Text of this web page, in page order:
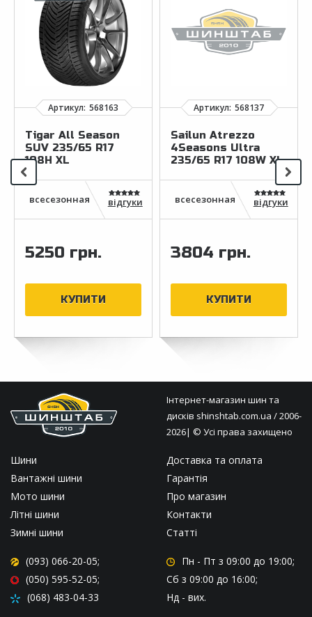
Tigar All Season
SUV 235/65 R17
108H XL
відгуки
5250 грн.
Sailun Atrezzo
4Seasons Ultra
235/65 R17 108W XL
відгуки
3804 грн.
Шини
Вантажні шини
Мото шини
Літні шини
Зимні шини
Доставка та оплата
Гарантія
Про магазин
Контакти
Статті
(093) 066-20-05;
(050) 595-52-05;
(068) 483-04-33
Пн - Пт з 09:00 до 19:00;
Сб з 09:00 до 16:00;
Нд - вих.
Інтернет-магазин шин та
дисків shinshtab.com.ua / 2006-
2026| © Усі права захищено